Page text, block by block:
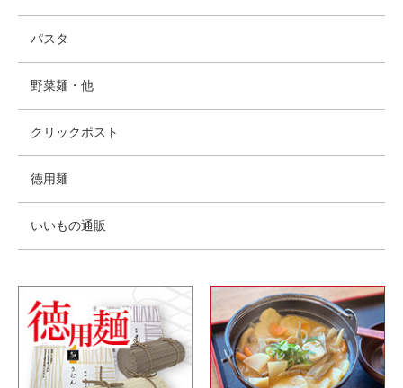
パスタ
野菜麺・他
クリックポスト
徳用麺
いいもの通販